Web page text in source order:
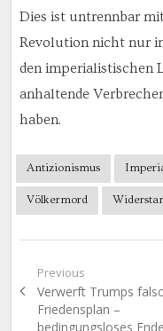
Dies ist untrennbar
Revolution nicht nur
den imperialistischen
anhaltende
haben.
Antizionismus
Völkermord
Previous
Previous
post:
Verwerft Trumps
Friedensplan –
bedingungsloses